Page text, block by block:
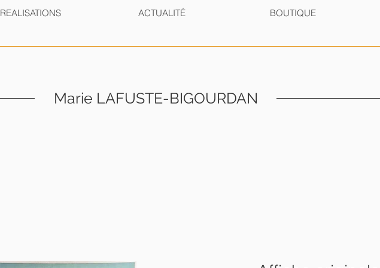
REALISATIONS ACTUALITÉ BOUTIQUE
Marie LAFUSTE-BIGOURDAN